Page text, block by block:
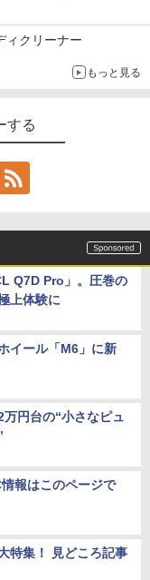
ィクリーナー
もっと見る
する
Q7D Pro」。圧巻の
上体験に
イール「M6」に新
円台の“小さなピュ
報はこのページで
特集！ 見どころ記事